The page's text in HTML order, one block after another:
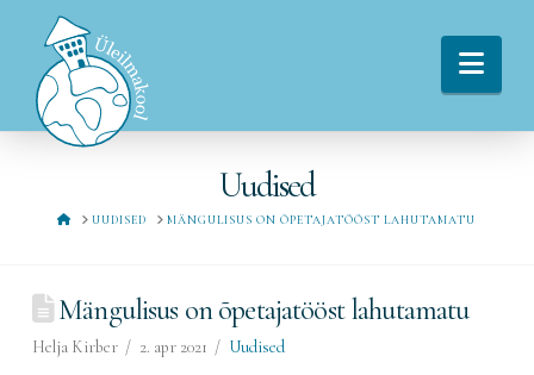
Uudised
HOMEUUDISED MÄNGULISUS ON ÕPETAJATÖÖST LAHUTAMATU
Mängulisus on õpetajatööst lahutamatu
Helja Kirber 2. apr 2021 Uudised